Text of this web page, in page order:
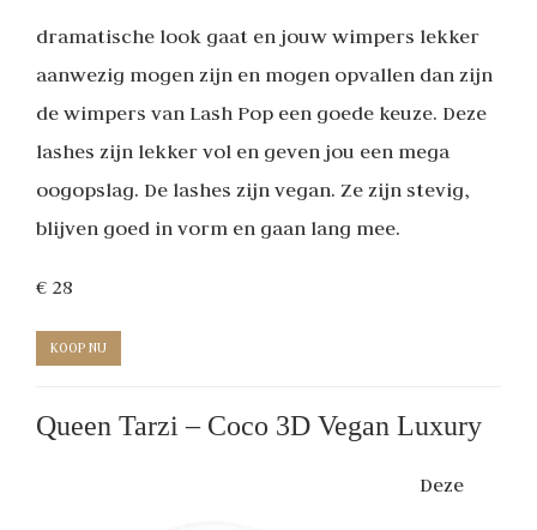
dramatische look gaat en jouw wimpers lekker
aanwezig mogen zijn en mogen opvallen dan zijn
de wimpers van Lash Pop een goede keuze. Deze
lashes zijn lekker vol en geven jou een mega
oogopslag. De lashes zijn vegan. Ze zijn stevig,
blijven goed in vorm en gaan lang mee.
€ 28
KOOP NU
Queen Tarzi – Coco 3D Vegan Luxury
Deze